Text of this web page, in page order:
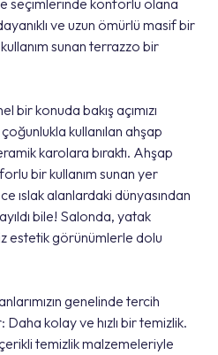
seçimlerinde konforlu olana
ve uzun ömürlü masif bir
sunan terrazzo bir
konuda bakış açımızı
kullanılan ahşap
karolara bıraktı. Ahşap
bir kullanım sunan yer
ıslak alanlardaki dünyasından
bile! Salonda, yatak
estetik görünümlerle dolu
genelinde tercih
Daha kolay ve hızlı bir temizlik.
temizlik malzemeleriyle